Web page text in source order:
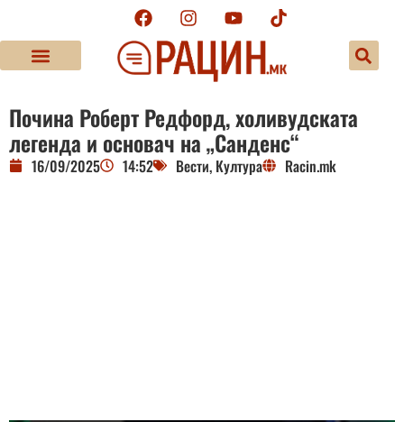
Почина Роберт Редфорд, холивудската
легенда и основач на „Санденс“
16/09/2025 14:52 Вести, Култура Racin.mk